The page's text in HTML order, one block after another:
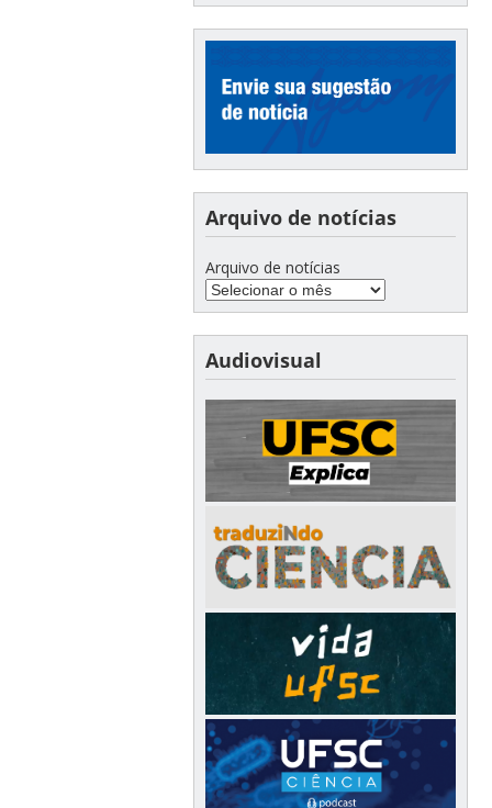
Arquivo de notícias
Arquivo de notícias
Audiovisual